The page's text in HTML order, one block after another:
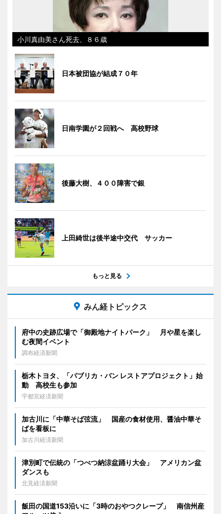
小川真由美さん死去、８６歳
日本被団協が結成７０年
日南学園が２回戦へ 高校野球
後藤大樹、４００障害で銀
上田綺世は後半途中交代 サッカー
もっと見る
みん経トピックス
府中の史跡広場で「御殿地ナイトパーク」 月や星を楽し
む夜間イベント
調布経済新聞
栃木トヨタ、「パブリカ・バン レストアプロジェクト」始
動 高校生も参加
宇都宮経済新聞
加古川に「中華そば弦流」 国産の食材使用、醤油中華そ
ばを看板に
加古川経済新聞
津別町で伝統の「つべつ納涼盆踊り大会」 アメリカン盆
ダンスも
北見経済新聞
飯田の国道153沿いに「3時のおやつクレープ」 南信州産